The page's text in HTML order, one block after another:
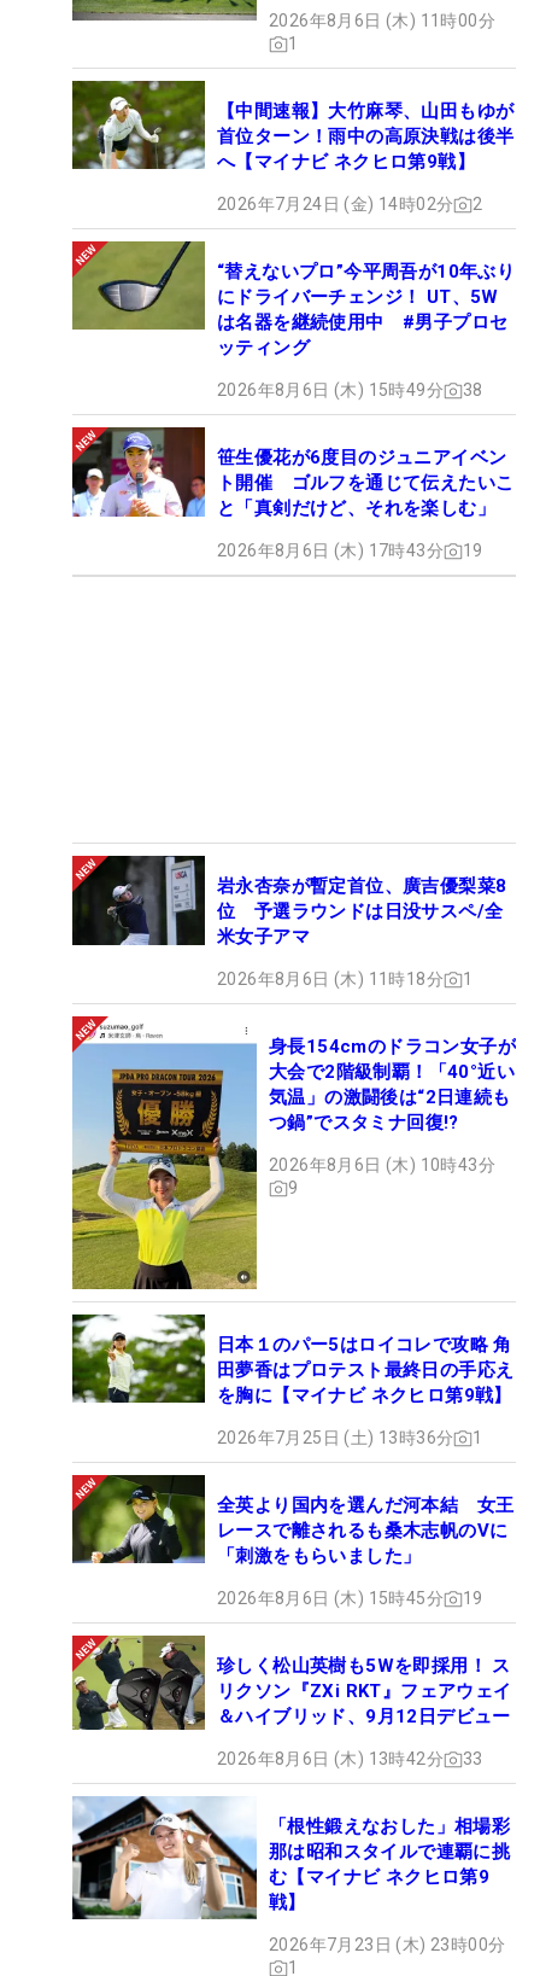
2026年8月6日 (木) 11時00分
1
【中間速報】大竹麻琴、山田もゆが
首位ターン！雨中の高原決戦は後半
へ【マイナビ ネクヒロ第9戦】
2026年7月24日 (金) 14時02分 2
“替えないプロ”今平周吾が10年ぶり
にドライバーチェンジ！ UT、5W
は名器を継続使用中 #男子プロセ
ッティング
2026年8月6日 (木) 15時49分 38
笹生優花が6度目のジュニアイベン
ト開催 ゴルフを通じて伝えたいこ
と「真剣だけど、それを楽しむ」
2026年8月6日 (木) 17時43分 19
岩永杏奈が暫定首位、廣吉優梨菜8
位 予選ラウンドは日没サスペ/全
米女子アマ
2026年8月6日 (木) 11時18分 1
身長154cmのドラコン女子が
大会で2階級制覇！「40°近い
気温」の激闘後は“2日連続も
つ鍋”でスタミナ回復!?
2026年8月6日 (木) 10時43分
9
日本１のパー5はロイコレで攻略 角
田夢香はプロテスト最終日の手応え
を胸に【マイナビ ネクヒロ第9戦】
2026年7月25日 (土) 13時36分 1
全英より国内を選んだ河本結 女王
レースで離されるも桑木志帆のVに
「刺激をもらいました」
2026年8月6日 (木) 15時45分 19
珍しく松山英樹も5Wを即採用！ ス
リクソン『ZXi RKT』フェアウェイ
＆ハイブリッド、9月12日デビュー
2026年8月6日 (木) 13時42分 33
「根性鍛えなおした」相場彩
那は昭和スタイルで連覇に挑
む【マイナビ ネクヒロ第9
戦】
2026年7月23日 (木) 23時00分
1